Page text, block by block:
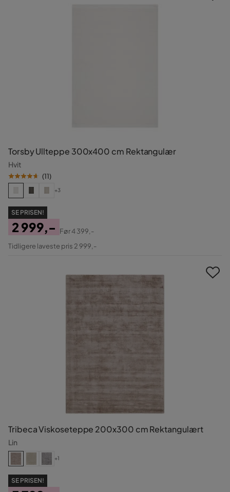
Torsby Ullteppe 300x400 cm Rektangulær
Hvit
(11)
+3
SE PRISEN!
Pris
2 999,-
Original
Før4 399,-
Tidligere laveste pris 2 999,-
Tribeca Viskoseteppe 200x300 cm Rektangulært
Lin
+1
SE PRISEN!